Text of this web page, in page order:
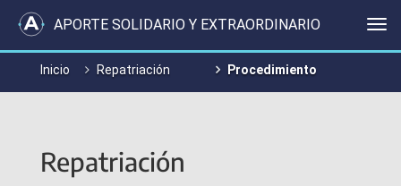
APORTE SOLIDARIO Y EXTRAORDINARIO
Inicio Repatriación Procedimiento
Repatriación